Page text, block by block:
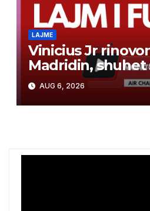
LAJME
Vinicius Jr
Madridin, shuhet
Arsenalit për
brazilianit
AUG 6, 2026